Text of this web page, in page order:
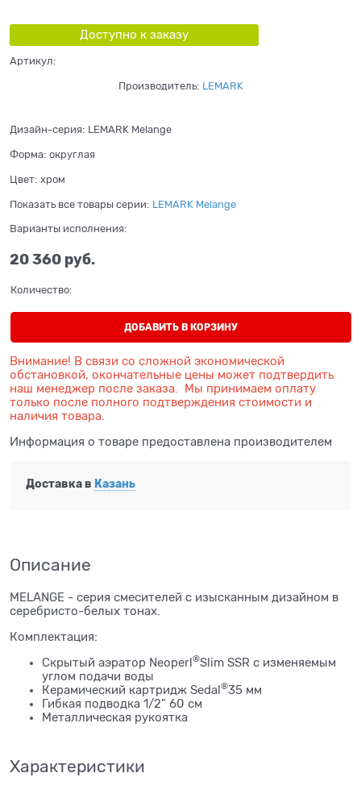
Доступно к заказу
Артикул:
Производитель: LEMARK
Дизайн-серия: LEMARK Melange
Форма: округлая
Цвет: хром
Показать все товары серии: LEMARK Melange
Варианты исполнения:
20 360 руб.
Количество:
ДОБАВИТЬ В КОРЗИНУ
Внимание! В связи со сложной экономической
обстановкой, окончательные цены может подтвердить
наш менеджер после заказа. Мы принимаем оплату
только после полного подтверждения стоимости и
наличия товара.
Информация о товаре предоставлена производителем
Доставка в Казань
Описание
MELANGE - серия смесителей с изысканным дизайном в
серебристо-белых тонах.
Комплектация:
Скрытый аэратор Neoperl ®Slim SSR с изменяемым
углом подачи воды
Керамический картридж Sedal ®35 мм
Гибкая подводка 1/2" 60 см
Металлическая рукоятка
Характеристики